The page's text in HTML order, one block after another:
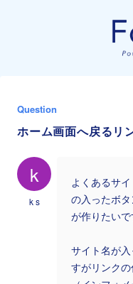
Question
ホーム画面へ戻るリ
k
k s
よくあるサ
の入ったボ
が作りたいで
サイト名が
すがリンクの